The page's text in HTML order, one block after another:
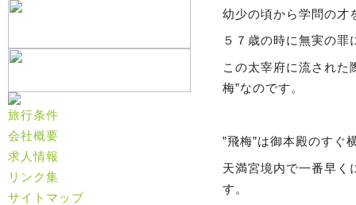
幼少の頃から学問の才
５７歳の時に無実の
この太宰府に流された
梅”なのです。
”飛梅”は御本殿のすぐ
天満宮境内で一番早く
す。
旅行条件
会社概要
求人情報
リンク集
サイトマップ